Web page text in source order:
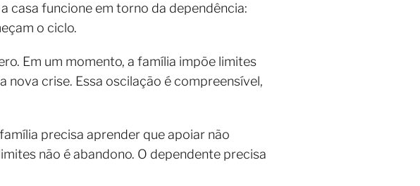
casa funcione em torno da dependência:
o ciclo.
Em um momento, a família impõe limites
nova crise. Essa oscilação é compreensível,
precisa aprender que apoiar não
não é abandono. O dependente precisa